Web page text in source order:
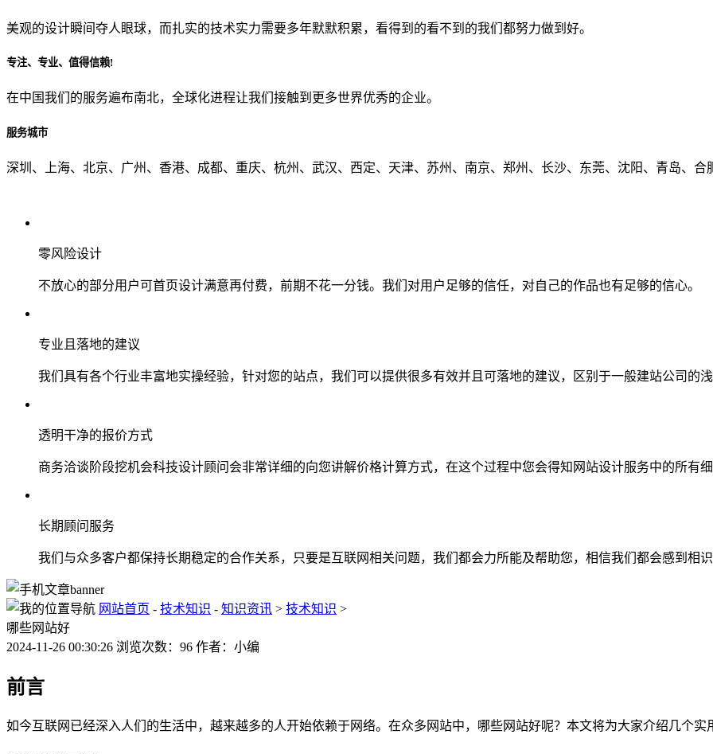
从哪里了解到我们？
美观的设计瞬间夺人眼球，而扎实的技术实力需要多年默默积累，看得到的看不到的我们都努力做到好。
专注、专业、值得信赖!
在中国我们的服务遍布南北，全球化进程让我们接触到更多世界优秀的企业。
服务城市
深圳、上海、北京、广州、香港、成都、重庆、杭州、武汉、西定、天津、苏州、南京、郑州、长沙、东莞、沈阳、青岛、合
零风险设计
不放心的部分用户可首页设计满意再付费，前期不花一分钱。我们对用户足够的信任，对自己的作品也有足够的信心。
专业且落地的建议
我们具有各个行业丰富地实操经验，针对您的站点，我们可以提供很多有效并且可落地的建议，区别于一般建站公司的
透明干净的报价方式
商务洽谈阶段挖机会科技设计顾问会非常详细的向您讲解价格计算方式，在这个过程中您会得知网站设计服务中的所有
长期顾问服务
我们与众多客户都保持长期稳定的合作关系，只要是互联网相关问题，我们都会力所能及帮助您，相信我们都会感到相
网站首页 - 技术知识 - 知识资讯 > 技术知识 >
哪些网站好
2024-11-26 00:30:26 浏览次数：96 作者：小编
前言
如今互联网已经深入人们的生活中，越来越多的人开始依赖于网络。在众多网站中，哪些网站好呢？本文将为大家介绍几个实